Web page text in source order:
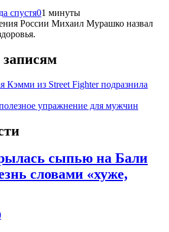
спустя01 минуты
России Михаил Мурашко назвал
Кэмми из Street Fighter подразнила
упражнение для мужчин
сыпью на Бали
словами «хуже,